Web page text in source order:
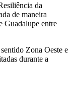
da
de maneira
Guadalupe entre
Zona Oeste e
durante a